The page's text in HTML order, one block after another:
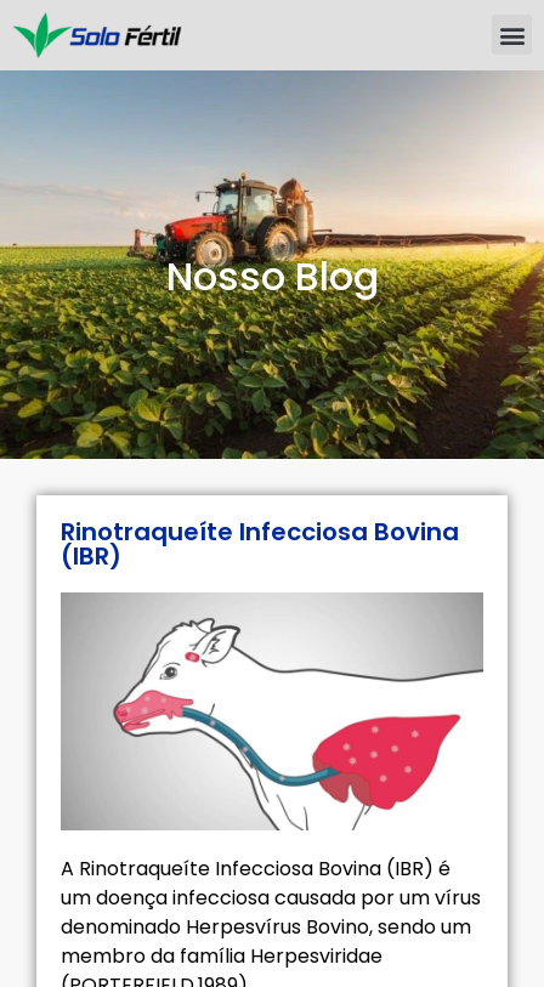
Nosso Blog
Rinotraqueíte Infecciosa Bovina
(IBR)
A Rinotraqueíte Infecciosa Bovina (IBR) é
um doença infecciosa causada por um vírus
denominado Herpesvírus Bovino, sendo um
membro da família Herpesviridae